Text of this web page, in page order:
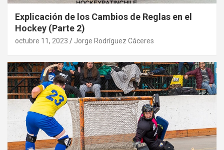
Explicación de los Cambios de Reglas en el
Hockey (Parte 2)
octubre 11, 2023 Jorge Rodríguez Cáceres